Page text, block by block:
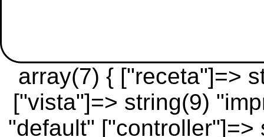
array(7) { ["receta"]=>
["vista"]=> string(9)
"default"